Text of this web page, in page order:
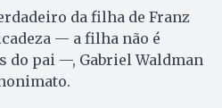
da filha de Franz
— a filha não é
do pai —, Gabriel Waldman